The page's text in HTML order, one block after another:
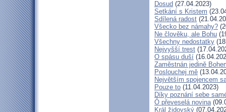
Dosud (27.04.2023)
Setkání s Kristem
Sdílená radost
Všecko bez námahy?
Ne člověku, ale Bohu
Všechny nedostatky
Nejvyšší trest
O spásu duší
Zaměstnán jedině
Poslouchej mě
Největším spojencem
Pouze to (11.04.2023)
Díky poznání sebe
Ó převeselá novina
Král židovský